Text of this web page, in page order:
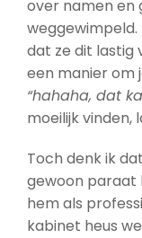
over namen en
dat ze dit lastig
een manier om
“hahaha, dat
moeilijk vinden,
Toch denk ik
gewoon paraat
hem als
kabinet heus